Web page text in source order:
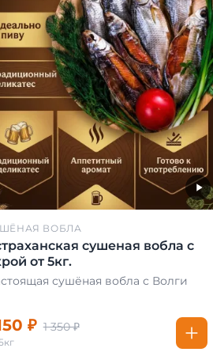
ВОБЛА
сушеная вобла с
от 5кг.
сушёная вобла с Волги
₽ 1 350 ₽